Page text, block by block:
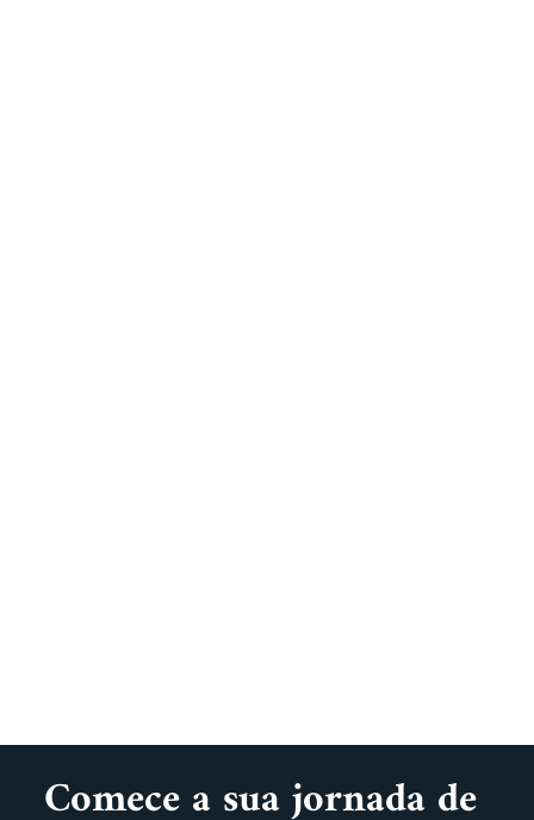
Comece a sua jornada de